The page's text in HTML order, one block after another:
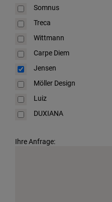
Somnus
Treca
Wittmann
Carpe Diem
Jensen
Möller Design
Luiz
DUXIANA
Ihre Anfrage: